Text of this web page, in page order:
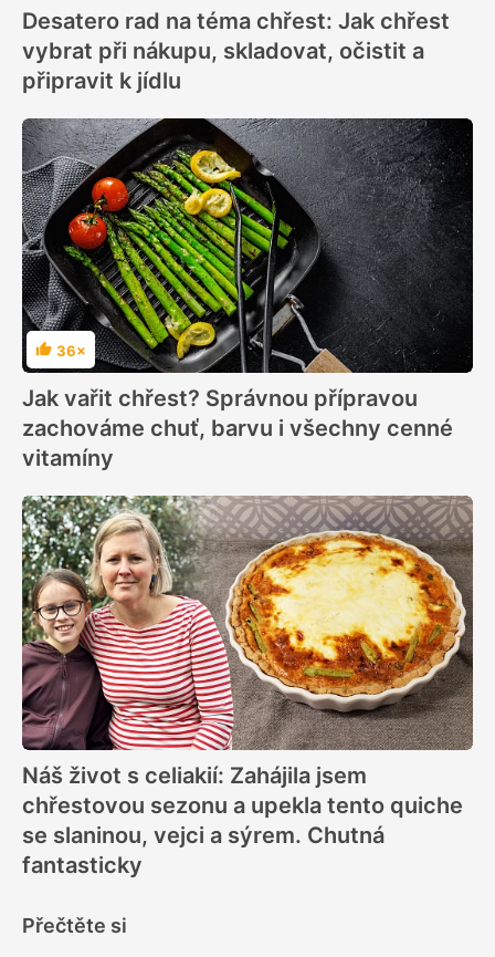
Desatero rad na téma chřest: Jak chřest
vybrat při nákupu, skladovat, očistit a
připravit k jídlu
Hodnocení
36×
Jak vařit chřest? Správnou přípravou
zachováme chuť, barvu i všechny cenné
vitamíny
Náš život s celiakií: Zahájila jsem
chřestovou sezonu a upekla tento quiche
se slaninou, vejci a sýrem. Chutná
fantasticky
Přečtěte si